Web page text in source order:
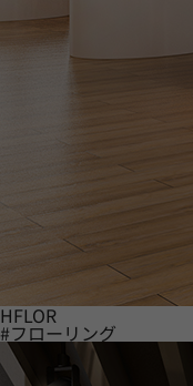
HFLOR
#フローリング